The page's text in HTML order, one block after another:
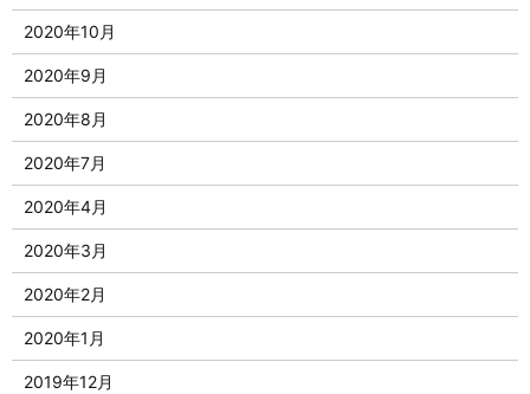
2020年10月
2020年9月
2020年8月
2020年7月
2020年4月
2020年3月
2020年2月
2020年1月
2019年12月